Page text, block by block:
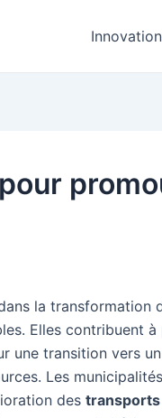
la transformation
Elles contribuent
une transition vers
Les municipalités
des transports